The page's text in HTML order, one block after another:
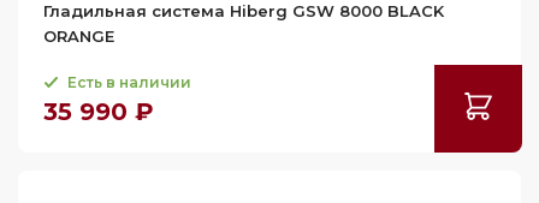
Гладильная система Hiberg GSW 8000 BLACK
ORANGE
Есть в наличии
35 990 ₽